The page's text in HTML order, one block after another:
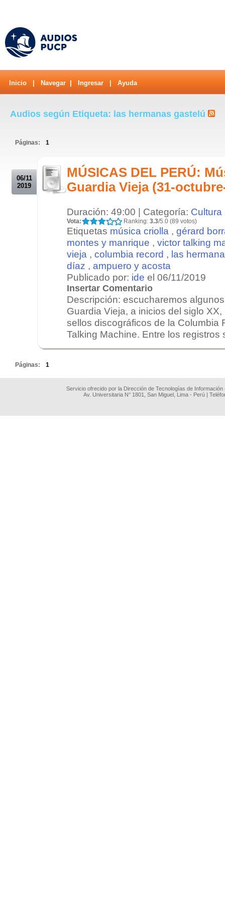
Inicio Navegar Ingresar Ayuda
Audios según Etiqueta: las hermanas gastelú
Páginas: 1
06/11
2019
MÚSICAS DEL PERÚ:
Guardia Vieja (31-
Duración: 49:00 | Categoría: Cultura
Vota: Ranking: 3.3/5.0 (89 votos)
Etiquetas música criolla , gérard
montes y manrique , victor talking
vieja , columbia record , las
díaz , ampuero y acosta
Publicado por: ide el 06/11/2019
Insertar Comentario
Descripción: escucharemos
Guardia Vieja, a inicios del siglo
sellos discográficos de la Columbia
Talking Machine. Entre los registros
Páginas: 1
Servicio ofrecido por la Dirección de Tecnologías de
Av. Universitaria N° 1801, San Miguel, Lima - Perú |